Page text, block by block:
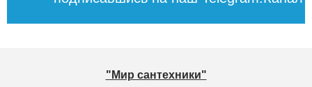
"Мир сантехники"